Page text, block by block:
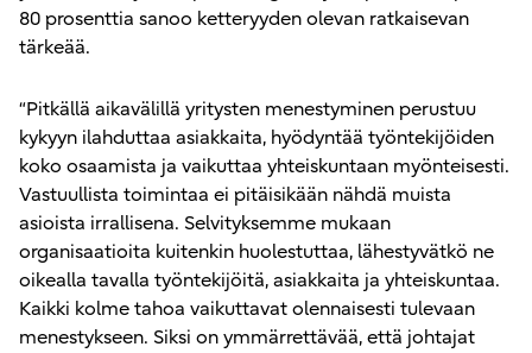
80 prosenttia sanoo ketteryyden olevan ratkaisevan
tärkeää.
“Pitkällä aikavälillä yritysten menestyminen perustuu
kykyyn ilahduttaa asiakkaita, hyödyntää työntekijöiden
koko osaamista ja vaikuttaa yhteiskuntaan myönteisesti.
Vastuullista toimintaa ei pitäisikään nähdä muista
asioista irrallisena. Selvityksemme mukaan
organisaatioita kuitenkin huolestuttaa, lähestyvätkö ne
oikealla tavalla työntekijöitä, asiakkaita ja yhteiskuntaa.
Kaikki kolme tahoa vaikuttavat olennaisesti tulevaan
menestykseen. Siksi on ymmärrettävää, että johtajat